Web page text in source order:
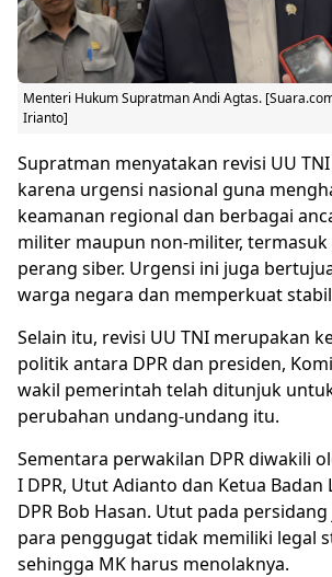
Menteri Hukum Supratman Andi Agtas.
Irianto]
Supratman menyatakan revisi UU
karena urgensi nasional guna
keamanan regional dan berbagai
militer maupun non-militer,
perang siber. Urgensi ini juga
warga negara dan memperkuat
Selain itu, revisi UU TNI merupakan
politik antara DPR dan presiden,
wakil pemerintah telah ditunjuk
perubahan undang-undang itu.
Sementara perwakilan DPR diwakili
I DPR, Utut Adianto dan Ketua Badan
DPR Bob Hasan. Utut pada
para penggugat tidak memiliki legal
sehingga MK harus menolaknya.